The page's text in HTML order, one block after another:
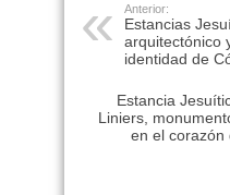
Anterior:
Estancias
arquitectónico
identidad de
Estancia
Liniers,
en el corazón